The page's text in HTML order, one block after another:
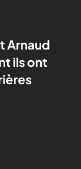
Arnaud
ils ont